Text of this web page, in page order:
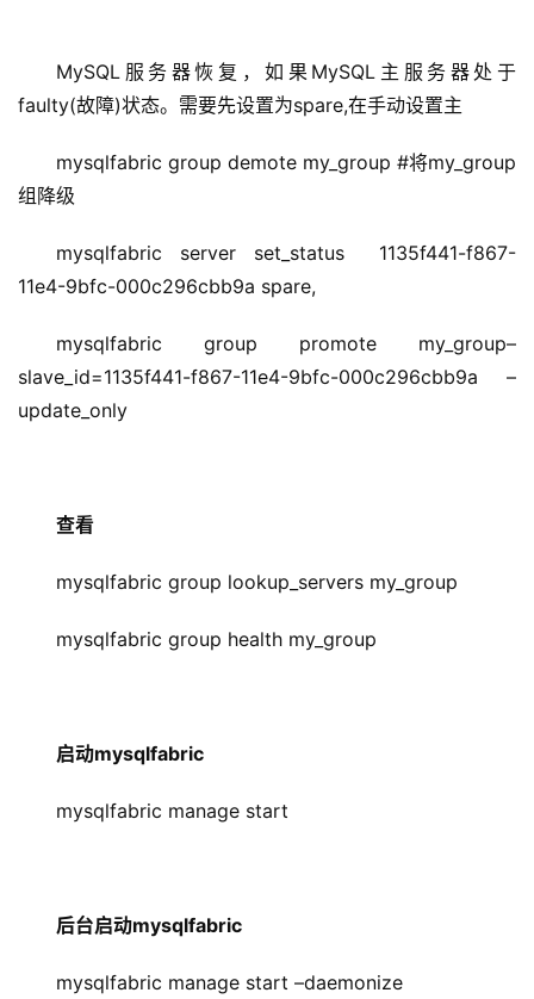
MySQL服务器恢复，如果MySQL主服务器处于
faulty(故障)状态。需要先设置为spare,在手动设置主
mysqlfabric group demote my_group #将my_group
组降级
mysqlfabric server set_status  1135f441-f867-
11e4-9bfc-000c296cbb9a spare,
mysqlfabric group promote my_group–
slave_id=1135f441-f867-11e4-9bfc-000c296cbb9a –
update_only
查看
mysqlfabric group lookup_servers my_group
mysqlfabric group health my_group
启动mysqlfabric
mysqlfabric manage start
后台启动mysqlfabric
mysqlfabric manage start –daemonize